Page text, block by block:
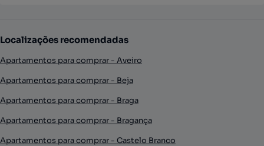
Localizações recomendadas
Apartamentos para comprar - Aveiro
Apartamentos para comprar - Beja
Apartamentos para comprar - Braga
Apartamentos para comprar - Bragança
Apartamentos para comprar - Castelo Branco